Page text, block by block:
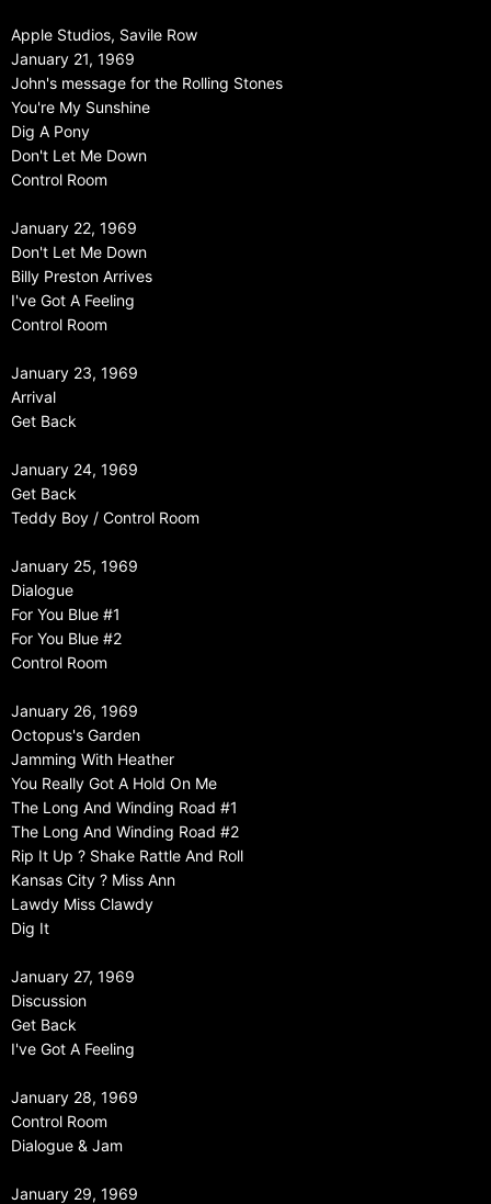
Apple Studios, Savile Row
January 21, 1969
John's message for the Rolling Stones
You're My Sunshine
Dig A Pony
Don't Let Me Down
Control Room
January 22, 1969
Don't Let Me Down
Billy Preston Arrives
I've Got A Feeling
Control Room
January 23, 1969
Arrival
Get Back
January 24, 1969
Get Back
Teddy Boy / Control Room
January 25, 1969
Dialogue
For You Blue #1
For You Blue #2
Control Room
January 26, 1969
Octopus's Garden
Jamming With Heather
You Really Got A Hold On Me
The Long And Winding Road #1
The Long And Winding Road #2
Rip It Up ? Shake Rattle And Roll
Kansas City ? Miss Ann
Lawdy Miss Clawdy
Dig It
January 27, 1969
Discussion
Get Back
I've Got A Feeling
January 28, 1969
Control Room
Dialogue & Jam
January 29, 1969